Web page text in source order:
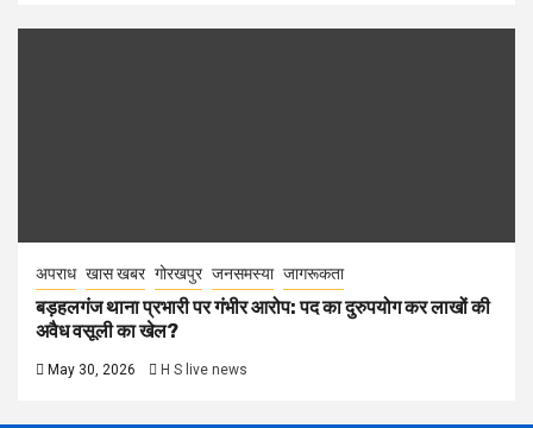
अपराध खास खबर गोरखपुर जनसमस्या जागरूकता
बड़हलगंज थाना प्रभारी पर गंभीर आरोप: पद का दुरुपयोग कर लाखों की
अवैध वसूली का खेल?
May 30, 2026 H S live news